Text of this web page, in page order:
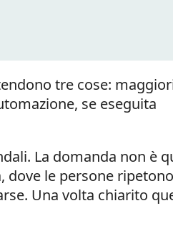
tre cose:
se eseguita
La domanda non è
dove le persone
Una volta chiarito